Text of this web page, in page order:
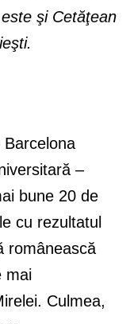
şi Cetăţean
Barcelona
–
bune 20 de
cu rezultatul
românească
mai
Culmea,